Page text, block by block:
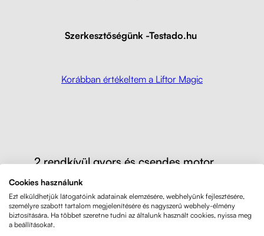
Szerkesztőségünk -Testado.hu
Korábban értékeltem a Liftor Magic
2 rendkívül gyors és csendes motor
A motorok elég halkak ahhoz, hogy regisztrálni
lehessen őket, de nem zavaróak. Valószínűleg
nem tennénk az asztalt egy hangstúdióba, ahol
a piros lámpa világít. A billentyűzeten való
Cookies használunk
Ezt elküldhetjük látogatóink adatainak elemzésére, webhelyünk fejlesztésére,
személyre szabott tartalom megjelenítésére és nagyszerű webhely-élmény
biztosítására. Ha többet szeretne tudni az általunk használt cookies, nyissa meg
a beállításokat.